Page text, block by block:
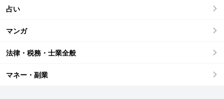
占い
マンガ
法律・税務・士業全般
マネー・副業